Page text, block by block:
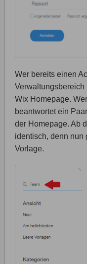
Wer bereits einen
Verwaltungsbereich
Wix Homepage.
beantwortet ein
der Homepage. Ab
identisch, denn nun
Vorlage.